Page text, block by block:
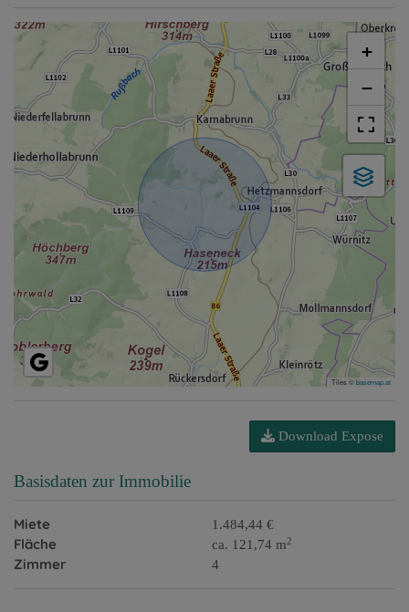
+
−
Tiles ©basemap.at
Download Expose
Basisdaten zur Immobilie
Miete 1.484,44 €
Fläche ca. 121,74 m2
Zimmer 4